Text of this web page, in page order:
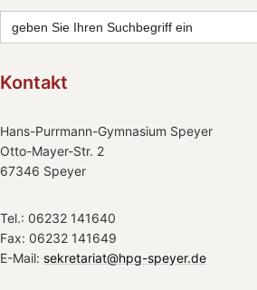
Search
for:
Kontakt
Hans-Purrmann-Gymnasium Speyer
Otto-Mayer-Str. 2
67346 Speyer
Tel.: 06232 141640
Fax: 06232 141649
E-Mail: sekretariat@hpg-speyer.de